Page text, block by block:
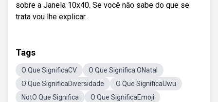
sobre a Janela 10x40. Se você não sabe do que se
trata vou lhe explicar.
Tags
O Que SignificaCV
O Que Significa ONatal
O Que SignificaDiversidade
O Que SignificaUwu
NotO Que Significa
O Que SignificaEmoji